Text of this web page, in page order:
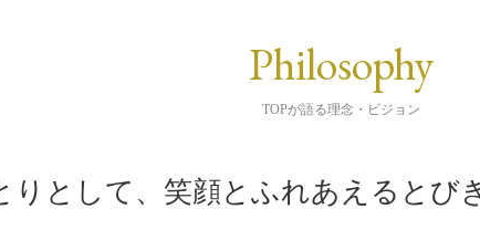
Philosophy
TOPが語る理念・ビジョン
として、笑顔とふれあえるとび